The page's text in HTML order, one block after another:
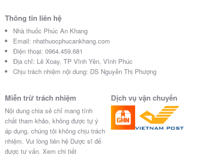
Thông tin liên hệ
Nhà thuốc Phúc An Khang
Email: nhathuocphucankhang.com
Điện thoại: 0964.459.681
Địa chỉ: Lê Xoay, TP Vĩnh Yên, Vĩnh Phúc
Chịu trách nhiệm nội dung: DS Nguyễn Thị Phượng
Miễn trừ trách nhiệm
Nội dung chia sẻ chỉ mang tính
chất tham khảo, không được tự ý
áp dụng, chúng tôi không chịu trách
nhiệm. Vui lòng liên hệ Dược sĩ để
được tư vấn. Xem chi tiết
Dịch vụ vận chuyển